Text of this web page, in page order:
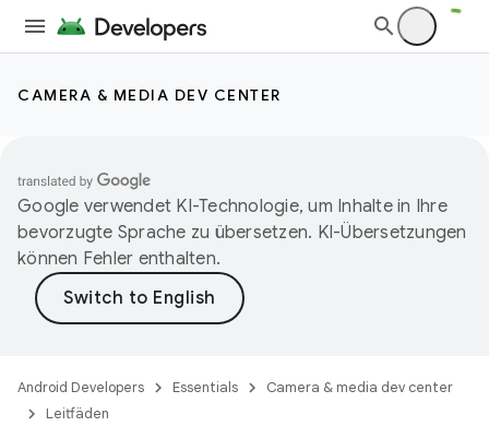
CAMERA & MEDIA DEV CENTER
Google verwendet KI-Technologie, um Inhalte in Ihre
bevorzugte Sprache zu übersetzen. KI-Übersetzungen
können Fehler enthalten.
Android Developers Essentials
Camera & media dev center
Leitfäden